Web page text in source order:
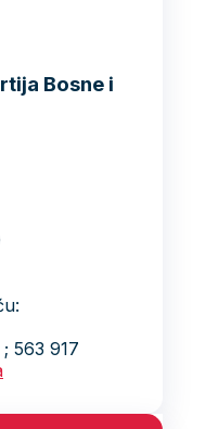
Bosne i
563 917